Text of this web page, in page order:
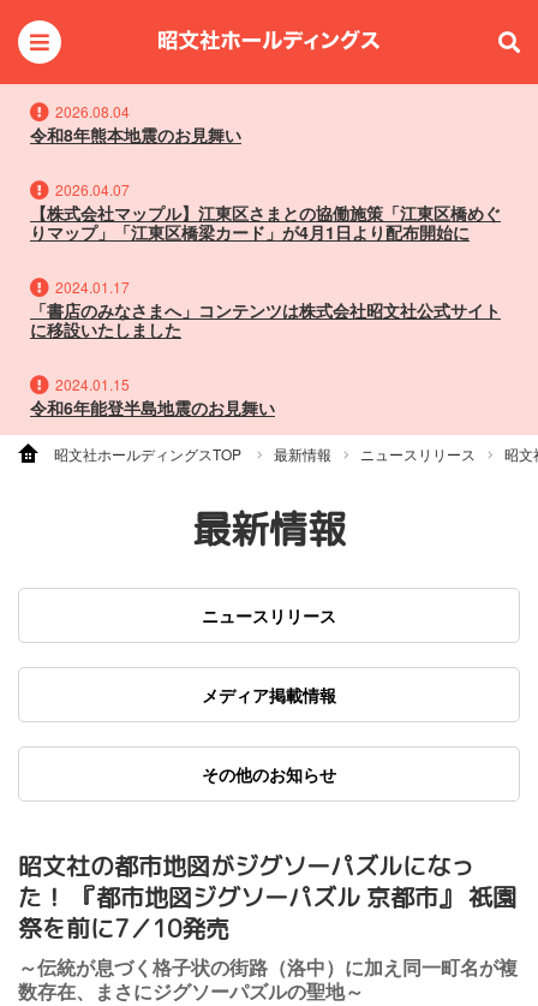
2026.08.04
令和8年熊本地震のお見舞い
2026.04.07
【株式会社マップル】江東区さまとの協働施策「江東区橋めぐ
りマップ」「江東区橋梁カード」が4月1日より配布開始に
2024.01.17
「書店のみなさまへ」コンテンツは株式会社昭文社公式サイト
に移設いたしました
2024.01.15
令和6年能登半島地震のお見舞い
昭文社ホールディングスTOP 最新情報 ニュースリリース 昭文
最新情報
ニュースリリース
メディア掲載情報
その他のお知らせ
昭文社の都市地図がジグソーパズルになっ
た！ 『都市地図ジグソーパズル 京都市』 祇園
祭を前に7／10発売
～伝統が息づく格子状の街路（洛中）に加え同一町名が複
数存在、まさにジグソーパズルの聖地～